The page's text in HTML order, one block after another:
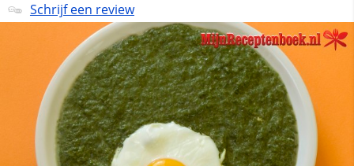
Schrijf een review